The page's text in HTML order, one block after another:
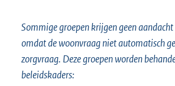
Sommige groepen krijgen geen
omdat de woonvraag niet automatisch
zorgvraag. Deze groepen worden
beleidskaders: